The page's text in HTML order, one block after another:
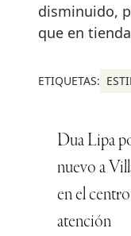
disminuido,
que en
ETIQUETAS:
Dua Lipa
nuevo a
en el
atención